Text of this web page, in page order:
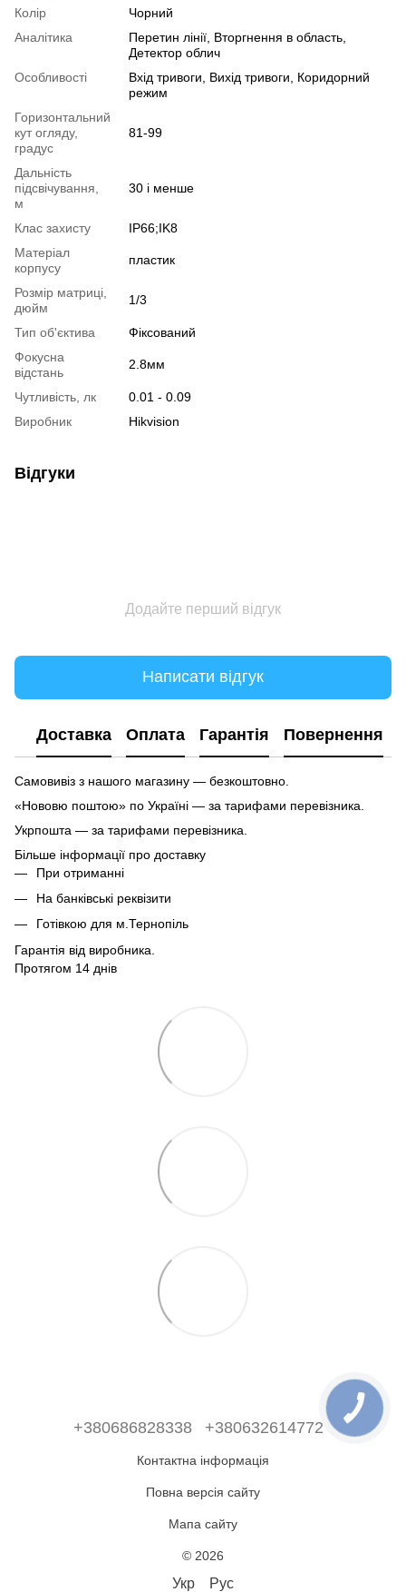
Колір
Чорний
Аналітика
Перетин лінії, Вторгнення в область,
Детектор облич
Особливості
Вхід тривоги, Вихід тривоги, Коридорний
режим
Горизонтальний
кут огляду,
градус
81-99
Дальність
підсвічування,
м
30 і менше
Клас захисту
IP66;IK8
Матеріал
корпусу
пластик
Розмір матриці,
дюйм
1/3
Тип об'єктива
Фіксований
Фокусна
відстань
2.8мм
Чутливість, лк
0.01 - 0.09
Виробник
Hikvision
Відгуки
Додайте перший відгук
Написати відгук
Доставка Оплата Гарантія Повернення
Самовивіз з нашого магазину — безкоштовно.
«Нововю поштою» по Україні — за тарифами перевізника.
Укрпошта — за тарифами перевізника.
Більше інформації про доставку
При отриманні
На банківські реквізити
Готівкою для м.Тернопіль
Гарантія від виробника.
Протягом 14 днів
+380686828338 +380632614772
Контактна інформація
Повна версія сайту
Мапа сайту
© 2026
Укр Рус